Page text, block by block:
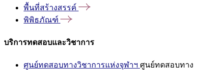
พื้นที่สร้างสรรค์
พิพิธภัณฑ์
บริการทดสอบและวิชาการ
ศูนย์ทดสอบทางวิชาการแห่งจุฬาฯ ศูนย์ทดสอบทาง